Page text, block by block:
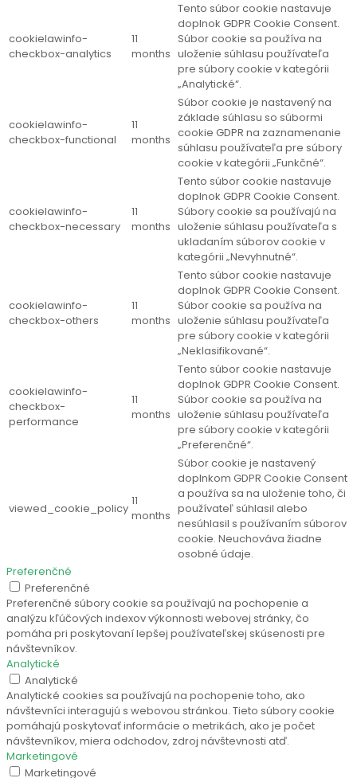
cookielawinfo-
checkbox-analytics
11
months
Tento súbor cookie nastavuje
doplnok GDPR Cookie Consent.
Súbor cookie sa používa na
uloženie súhlasu používateľa
pre súbory cookie v kategórii
„Analytické“.
cookielawinfo-
checkbox-functional
11
months
Súbor cookie je nastavený na
základe súhlasu so súbormi
cookie GDPR na zaznamenanie
súhlasu používateľa pre súbory
cookie v kategórii „Funkčné“.
cookielawinfo-
checkbox-necessary
11
months
Tento súbor cookie nastavuje
doplnok GDPR Cookie Consent.
Súbory cookie sa používajú na
uloženie súhlasu používateľa s
ukladaním súborov cookie v
kategórii „Nevyhnutné“.
cookielawinfo-
checkbox-others
11
months
Tento súbor cookie nastavuje
doplnok GDPR Cookie Consent.
Súbor cookie sa používa na
uloženie súhlasu používateľa
pre súbory cookie v kategórii
„Neklasifikované“.
cookielawinfo-
checkbox-
performance
11
months
Tento súbor cookie nastavuje
doplnok GDPR Cookie Consent.
Súbor cookie sa používa na
uloženie súhlasu používateľa
pre súbory cookie v kategórii
„Preferenčné“.
viewed_cookie_policy
11
months
Súbor cookie je nastavený
doplnkom GDPR Cookie Consent
a používa sa na uloženie toho, či
používateľ súhlasil alebo
nesúhlasil s používaním súborov
cookie. Neuchováva žiadne
osobné údaje.
Preferenčné
Preferenčné
Preferenčné súbory cookie sa používajú na pochopenie a
analýzu kľúčových indexov výkonnosti webovej stránky, čo
pomáha pri poskytovaní lepšej používateľskej skúsenosti pre
návštevníkov.
Analytické
Analytické
Analytické cookies sa používajú na pochopenie toho, ako
návštevníci interagujú s webovou stránkou. Tieto súbory cookie
pomáhajú poskytovať informácie o metrikách, ako je počet
návštevníkov, miera odchodov, zdroj návštevnosti atď.
Marketingové
Marketingové